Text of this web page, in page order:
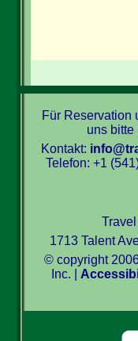
Für Reservation
uns bitte
Kontakt:
Telefon: +1
1713 Talent
© copyright
Inc. |